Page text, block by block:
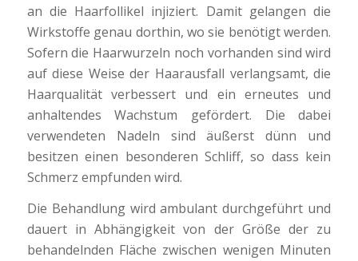
an die Haarfollikel injiziert. Damit gelangen die
Wirkstoffe genau dorthin, wo sie benötigt werden.
Sofern die Haarwurzeln noch vorhanden sind wird
auf diese Weise der Haarausfall verlangsamt, die
Haarqualität verbessert und ein erneutes und
anhaltendes Wachstum gefördert. Die dabei
verwendeten Nadeln sind äußerst dünn und
besitzen einen besonderen Schliff, so dass kein
Schmerz empfunden wird.
Die Behandlung wird ambulant durchgeführt und
dauert in Abhängigkeit von der Größe der zu
behandelnden Fläche zwischen wenigen Minuten